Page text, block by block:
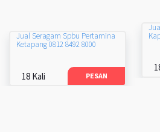
Jual Seragam Spbu Pertamina
Ketapang 0812 8492 8000
18 Kali PESAN